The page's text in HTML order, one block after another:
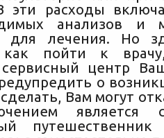
эти расходы
анализов и
для лечения. Но
пойти к
центр
о
Вам могут
является